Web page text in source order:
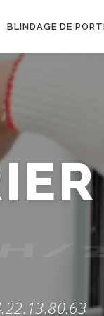
BLINDAGE DE